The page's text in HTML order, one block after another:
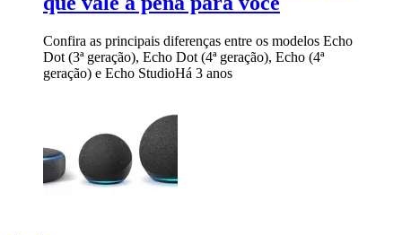
Confira as principais diferenças entre os modelos Echo
Dot (3ª geração), Echo Dot (4ª geração), Echo (4ª
geração) e Echo StudioHá 3 anos